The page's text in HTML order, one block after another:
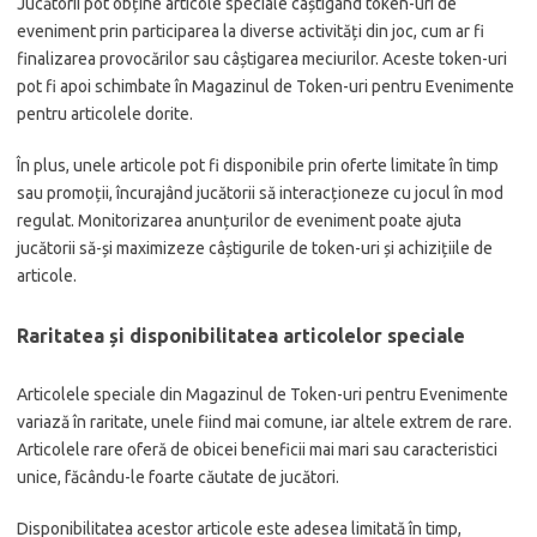
eveniment prin participarea la diverse activități din joc, cum ar fi
finalizarea provocărilor sau câștigarea meciurilor. Aceste token-uri
pot fi apoi schimbate în Magazinul de Token-uri pentru Evenimente
pentru articolele dorite.
În plus, unele articole pot fi disponibile prin oferte limitate în timp
sau promoții, încurajând jucătorii să interacționeze cu jocul în mod
regulat. Monitorizarea anunțurilor de eveniment poate ajuta
jucătorii să-și maximizeze câștigurile de token-uri și achizițiile de
articole.
Raritatea și disponibilitatea articolelor speciale
Articolele speciale din Magazinul de Token-uri pentru Evenimente
variază în raritate, unele fiind mai comune, iar altele extrem de rare.
Articolele rare oferă de obicei beneficii mai mari sau caracteristici
unice, făcându-le foarte căutate de jucători.
Disponibilitatea acestor articole este adesea limitată în timp,